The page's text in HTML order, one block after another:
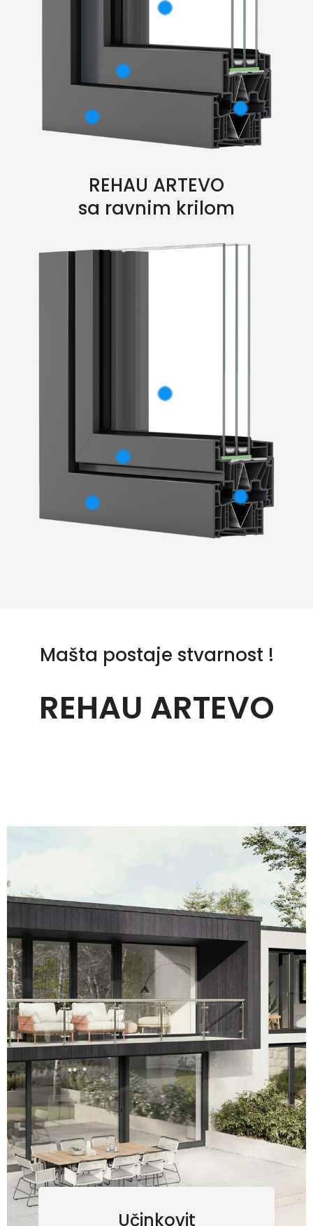
REHAU ARTEVO
sa ravnim krilom
Mašta postaje stvarnost !
REHAU ARTEVO
Učinkovit